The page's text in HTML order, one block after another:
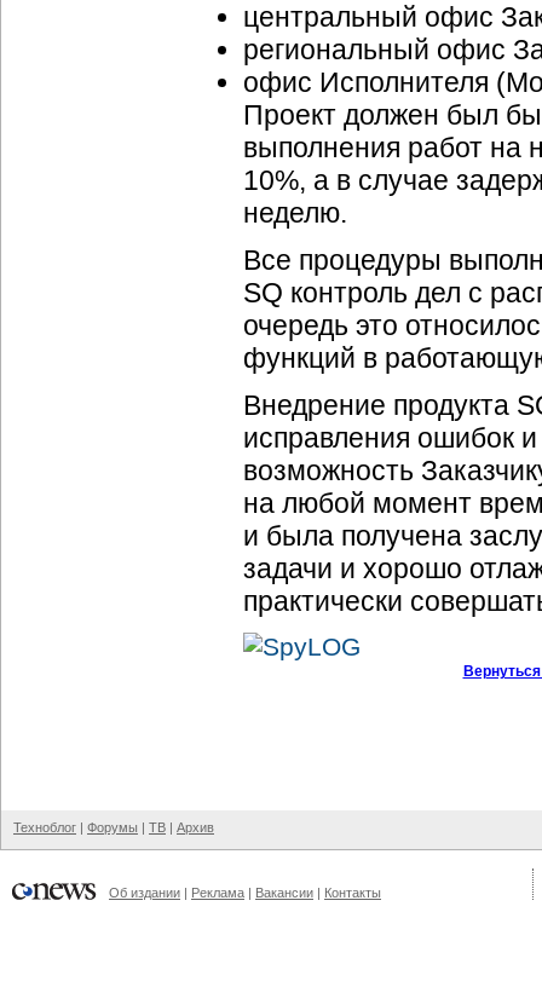
центральный офис
региональный офис
офис Исполнителя
Проект должен был
выполнения работ на
10%, а в случае
неделю.
Все процедуры
SQ контроль дел с
очередь это
функций в
Внедрение продукта
исправления ошибок
возможность
на любой момент
и была получена
задачи и хорошо
практически
Техноблог | Форумы | ТВ | Архив
Об издании | Реклама | Вакансии | Контакты